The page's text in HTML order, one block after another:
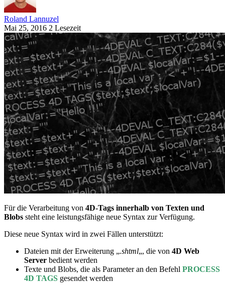
Roland Lannuzel
Mai 25, 2016 2 Lesezeit
Für die Verarbeitung von 4D-Tags innerhalb von Texten und
Blobs steht eine leistungsfähige neue Syntax zur Verfügung.
Diese neue Syntax wird in zwei Fällen unterstützt:
Dateien mit der Erweiterung „.shtml„, die von 4D Web
Server bedient werden
Texte und Blobs, die als Parameter an den Befehl PROCESS
4D TAGS gesendet werden